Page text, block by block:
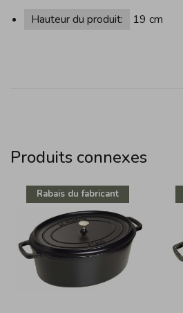
Hauteur du produit: 19 cm
Produits connexes
Rabais du fabricant